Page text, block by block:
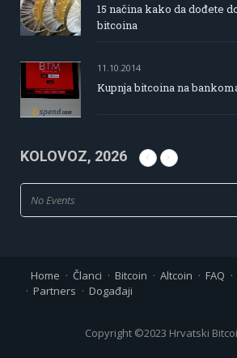
15 načina kako da dođete
bitcoina
11.10.2014
Kupnja bitcoina na
KOLOVOZ, 2026
No Events
Home Članci Bitcoin Altcoin FAQ
Partners
Događaji
Copyright ©2023 Hrvatski